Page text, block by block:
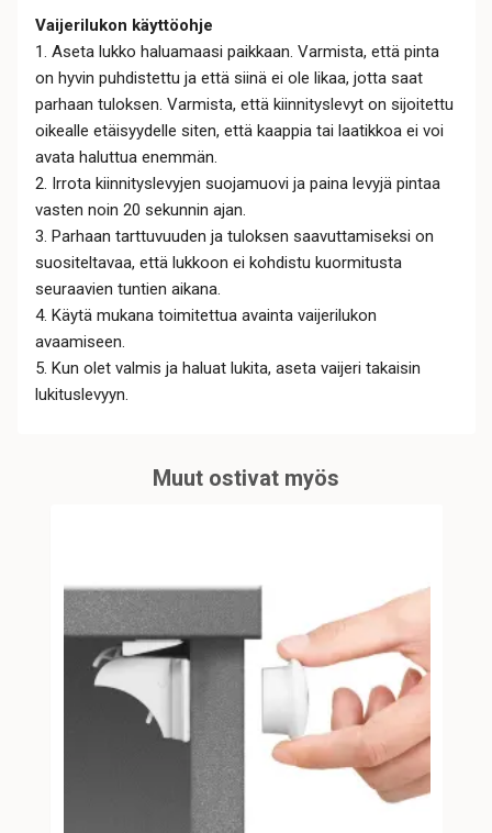
Vaijerilukon käyttöohje
1. Aseta lukko haluamaasi paikkaan. Varmista, että pinta
on hyvin puhdistettu ja että siinä ei ole likaa, jotta saat
parhaan tuloksen. Varmista, että kiinnityslevyt on sijoitettu
oikealle etäisyydelle siten, että kaappia tai laatikkoa ei voi
avata haluttua enemmän.
2. Irrota kiinnityslevyjen suojamuovi ja paina levyjä pintaa
vasten noin 20 sekunnin ajan.
3. Parhaan tarttuvuuden ja tuloksen saavuttamiseksi on
suositeltavaa, että lukkoon ei kohdistu kuormitusta
seuraavien tuntien aikana.
4. Käytä mukana toimitettua avainta vaijerilukon
avaamiseen.
5. Kun olet valmis ja haluat lukita, aseta vaijeri takaisin
lukituslevyyn.
Muut ostivat myös